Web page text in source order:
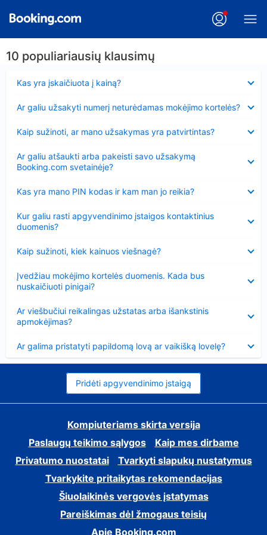
10 populiariausių klausimų
Kas yra įskaičiuota į kainą?
Ar galiu užsakyti numerį neturėdamas mokėjimo kortelės?
Kaip sužinoti, ar mano užsakymas yra patvirtintas?
Ar galiu atšaukti arba pakeisti savo užsakymą
Booking.com svetainėje?
Kas yra mano PIN kodas ir kam man jo reikia?
Kur galiu rasti apgyvendinimo įstaigos kontaktinius
duomenis?
Kaip sužinoti, kiek kainuos viešnagė?
Įvedžiau mokėjimo kortelės duomenis. Kada bus
nuskaičiuoti pinigai?
Ar viešbučiui reikalingas užstatas arba išankstinis
apmokėjimas?
Ar galima pristatyti papildomą lovą ar vaikišką lovelę?
Pridėti apgyvendinimo įstaigą
Kompiuteriams skirta versija
Paslaugų teikimo sąlygos
Kaip mes dirbame
Privatumo nuostatai
Tvarkyti slapukų nustatymus
Tvarkykite pritaikytas rekomendacijas
Šiuolaikinės vergovės įstatymas
Pareiškimas dėl žmogaus teisių
Apie Booking.com